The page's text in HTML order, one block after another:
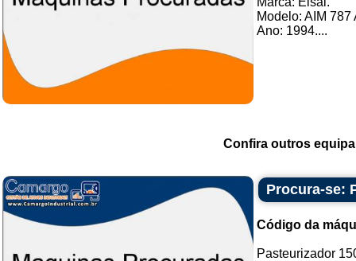
Modelo: AIM 787
Ano: 1994....
Confira outros
Procura-se:
Código da
Pasteurizador